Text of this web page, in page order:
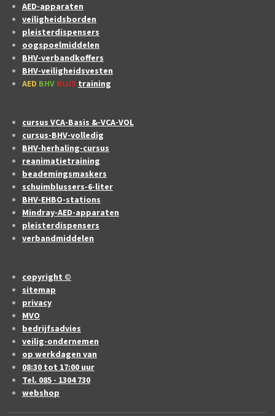
AED-apparaten
veiligheidsborden
pleisterdispensers
oogspoelmiddelen
BHV-verbandkoffers
BHV-veiligheidsvesten
AED BHV BLUS training
cursus VCA-Basis &-VCA-VOL
cursus-BHV-volledig
BHV-herhaling-cursus
reanimatietraining
beademingsmaskers
schuimblussers-6-liter
BHV-EHBO-stations
Mindray-AED-apparaten
pleisterdispensers
verbandmiddelen
copyright ©
sitemap
privacy
MVO
bedrijfsadvies
veilig-ondernemen
op werkdagen van
08:30 tot 17:00 uur
Tel. 085 - 1304 730
webshop